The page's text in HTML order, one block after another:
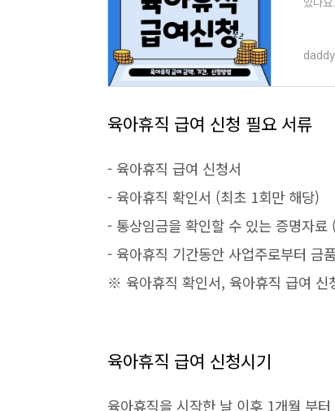
육아휴직 급여 신청 필요 서류
- 육아휴직 급여 신청서
- 육아휴직 확인서 (최초 1회만 해당)
- 통상임금을 확인할 수 있는 증명자료
- 육아휴직 기간동안 사업주로부터 금
※ 육아휴직 확인서, 육아휴직 급여 신
육아휴직 급여 신청시기
육아휴직을 시작한 날 이후 1개월 부